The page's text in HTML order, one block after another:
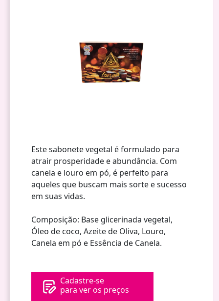
Este sabonete vegetal é formulado para
atrair prosperidade e abundância. Com
canela e louro em pó, é perfeito para
aqueles que buscam mais sorte e sucesso
em suas vidas.
Composição: Base glicerinada vegetal,
Óleo de coco, Azeite de Oliva, Louro,
Canela em pó e Essência de Canela.
Cadastre-se
para ver os preços